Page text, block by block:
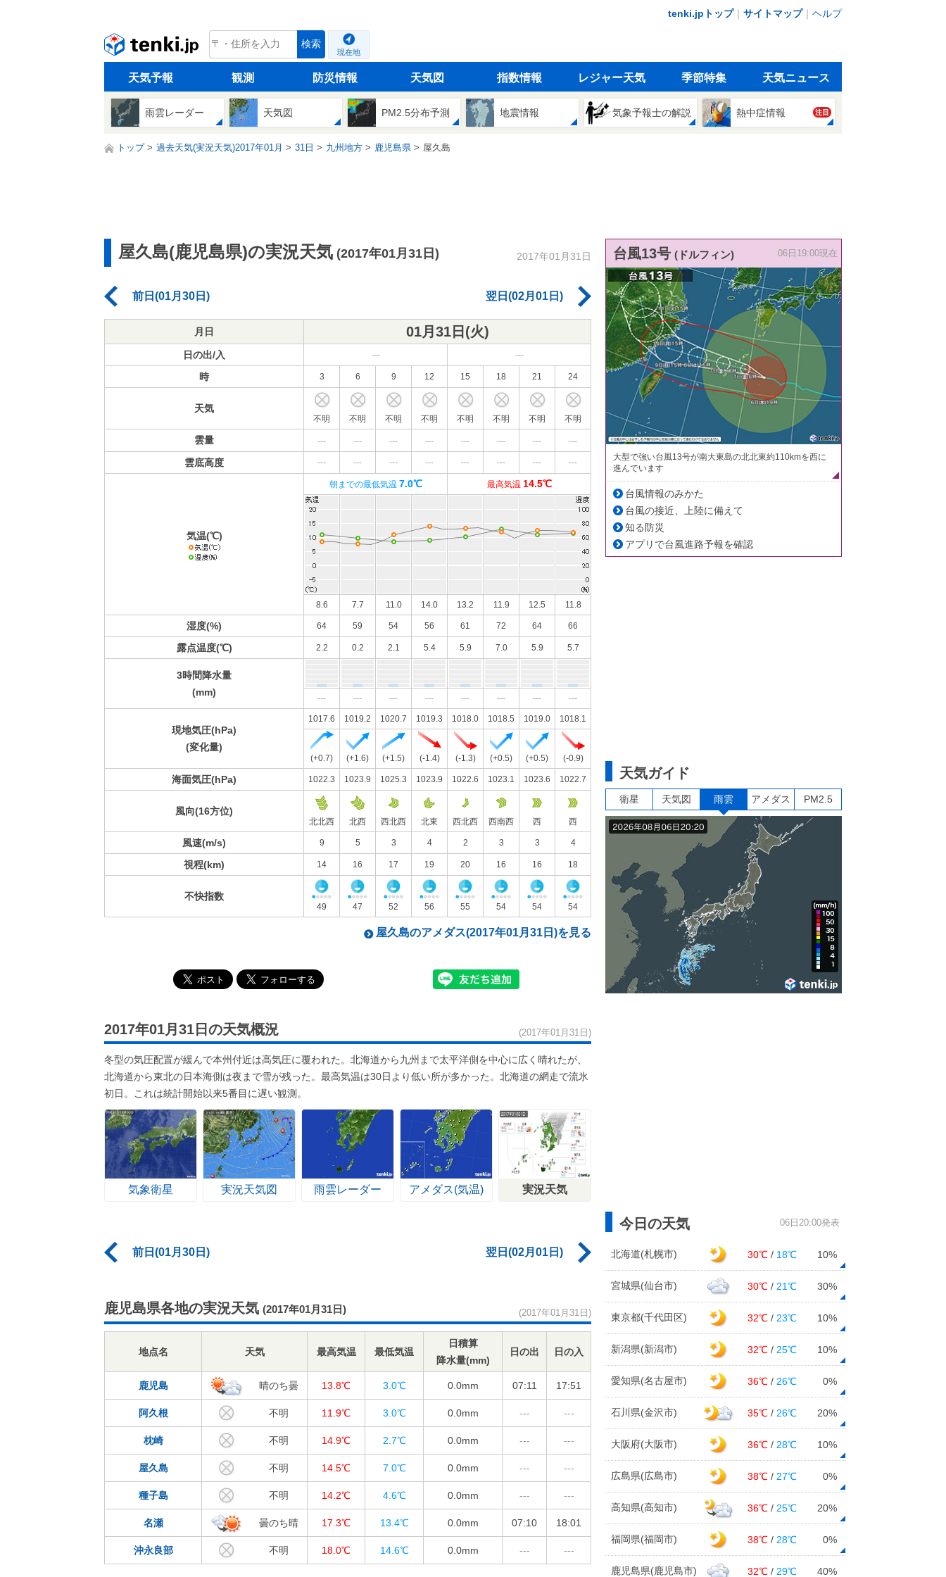
tenki.jpトップ｜ サイトマップ｜ ヘルプ
tenki.jp 検索
現在地
天気予報 観測 防災情報 天気図 指数情報 レジャー天気 季節特集 天気ニュース
雨雲レーダー 天気図 PM2.5分布予測 地震情報 気象予報士の解説 熱中症情報 注目
トップ 過去天気(実況天気)2017年01月 31日 九州地方 鹿児島県 屋久島
屋久島(鹿児島県)の実況天気 (2017年01月31日) 2017年01月31日
前日(01月30日) 翌日(02月01日)
月日 01月31日(火)
日の出/入 --- ---
時 3 6 9 12 15 18 21 24
天気
不明 不明 不明 不明 不明 不明 不明 不明
雲量 --- --- --- --- --- --- --- ---
雲底高度 --- --- --- --- --- --- --- ---
気温(℃)
朝までの最低気温 7.0℃ 最高気温 14.5℃
8.6 7.7 11.0 14.0 13.2 11.9 12.5 11.8
湿度(%) 64 59 54 56 61 72 64 66
露点温度(℃) 2.2 0.2 2.1 5.4 5.9 7.0 5.9 5.7
3時間降水量
(mm)
--- --- --- --- --- --- --- ---
現地気圧(hPa)
(変化量)
1017.6 1019.2 1020.7 1019.3 1018.0 1018.5 1019.0 1018.1
(+0.7) (+1.6) (+1.5) (-1.4) (-1.3) (+0.5) (+0.5) (-0.9)
海面気圧(hPa) 1022.3 1023.9 1025.3 1023.9 1022.6 1023.1 1023.6 1022.7
風向(16方位)
北北西 北西 西北西 北東 西北西 西南西 西 西
風速(m/s) 9 5 3 4 2 3 3 4
視程(km) 14 16 17 19 20 16 16 18
不快指数
49 47 52 56 55 54 54 54
屋久島のアメダス(2017年01月31日)を見る
2017年01月31日の天気概況 (2017年01月31日)
冬型の気圧配置が緩んで本州付近は高気圧に覆われた。北海道から九州まで太平洋側を中心に広く晴れたが、
北海道から東北の日本海側は夜まで雪が残った。最高気温は30日より低い所が多かった。北海道の網走で流氷
初日。これは統計開始以来5番目に遅い観測。
気象衛星 実況天気図 雨雲レーダー アメダス(気温) 実況天気
前日(01月30日) 翌日(02月01日)
鹿児島県各地の実況天気 (2017年01月31日) (2017年01月31日)
地点名 天気 最高気温 最低気温
日積算
降水量(mm)
日の出 日の入
鹿児島 晴のち曇 13.8℃ 3.0℃ 0.0mm 07:11 17:51
阿久根 不明 11.9℃ 3.0℃ 0.0mm --- ---
枕崎 不明 14.9℃ 2.7℃ 0.0mm --- ---
屋久島 不明 14.5℃ 7.0℃ 0.0mm --- ---
種子島 不明 14.2℃ 4.6℃ 0.0mm --- ---
名瀬 曇のち晴 17.3℃ 13.4℃ 0.0mm 07:10 18:01
沖永良部 不明 18.0℃ 14.6℃ 0.0mm --- ---
台風13号 (ドルフィン) 06日19:00現在
大型で強い台風13号が南大東島の北北東約110kmを西に
進んでいます
台風情報のみかた
台風の接近、上陸に備えて
知る防災
アプリで台風進路予報を確認
天気ガイド
衛星 天気図 雨雲 アメダス PM2.5
今日の天気 06日20:00発表
北海道(札幌市) 30℃ / 18℃ 10%
宮城県(仙台市) 30℃ / 21℃ 30%
東京都(千代田区) 32℃ / 23℃ 10%
新潟県(新潟市) 32℃ / 25℃ 10%
愛知県(名古屋市) 36℃ / 26℃ 0%
石川県(金沢市) 35℃ / 26℃ 20%
大阪府(大阪市) 36℃ / 28℃ 10%
広島県(広島市) 38℃ / 27℃ 0%
高知県(高知市) 36℃ / 25℃ 20%
福岡県(福岡市) 38℃ / 28℃ 0%
鹿児島県(鹿児島市) 32℃ / 29℃ 40%